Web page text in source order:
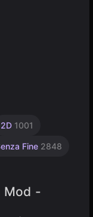
2D 1001
Fine 2848
Mod -